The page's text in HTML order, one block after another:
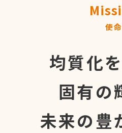
使命
均質化を
固有の
未来の豊